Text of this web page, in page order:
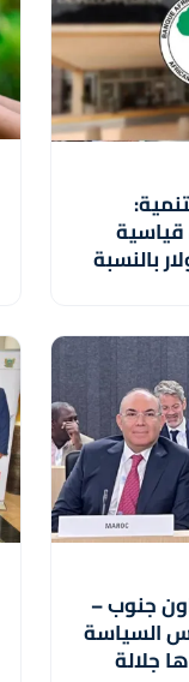
قياسية
دولار بالنسبة
جنوب –
السياسة
جلالة